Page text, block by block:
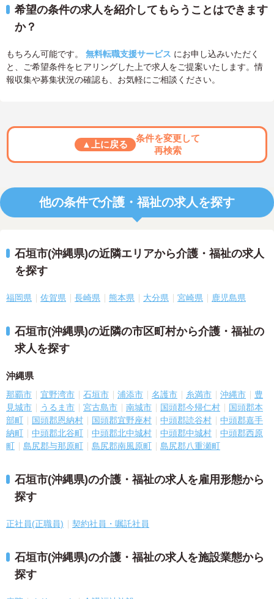
希望の条件の求人を紹介してもらうことはできます
か？
もちろん可能です。 無料転職支援サービス にお申し込みいただく
と、ご希望条件をヒアリングした上で求人をご提案いたします。情
報収集や募集状況の確認も、お気軽にご相談ください。
▲上に戻る
条件を変更して
再検索
他の条件で介護・福祉の求人を探す
石垣市(沖縄県)の近隣エリアから介護・福祉の求人
を探す
福岡県 佐賀県 長崎県 熊本県 大分県 宮崎県 鹿児島県
石垣市(沖縄県)の近隣の市区町村から介護・福祉の
求人を探す
沖縄県
那覇市 宜野湾市 石垣市 浦添市 名護市 糸満市 沖縄市
豊
見城市
うるま市 宮古島市 南城市 国頭郡今帰仁村
国頭郡本
部町
国頭郡恩納村 国頭郡宜野座村 中頭郡読谷村
中頭郡嘉手
納町
中頭郡北谷町 中頭郡北中城村 中頭郡中城村
中頭郡西原
町
島尻郡与那原町 島尻郡南風原町 島尻郡八重瀬町
石垣市(沖縄県)の介護・福祉の求人を雇用形態から
探す
正社員(正職員) 契約社員・嘱託社員
石垣市(沖縄県)の介護・福祉の求人を施設業態から
探す